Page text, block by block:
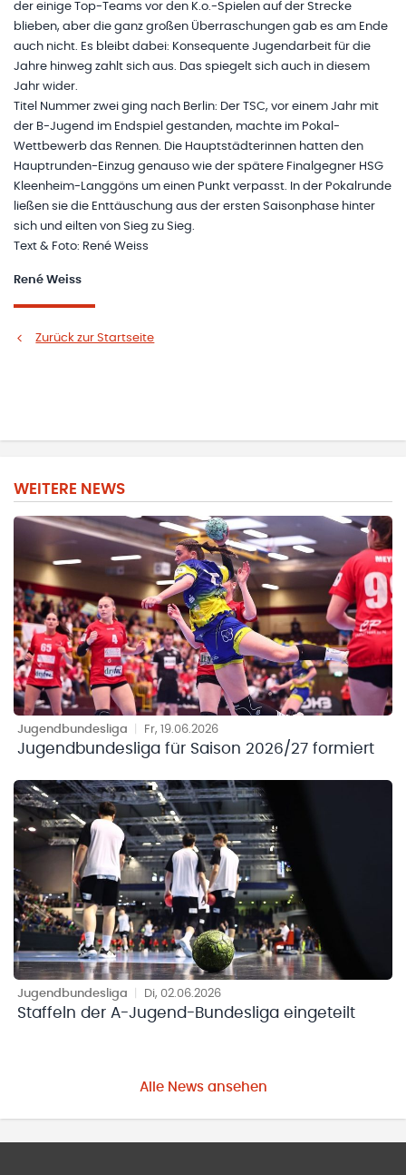
der einige Top-Teams vor den K.o.-Spielen auf der Strecke
blieben, aber die ganz großen Überraschungen gab es am Ende
auch nicht. Es bleibt dabei: Konsequente Jugendarbeit für die
Jahre hinweg zahlt sich aus. Das spiegelt sich auch in diesem
Jahr wider.
Titel Nummer zwei ging nach Berlin: Der TSC, vor einem Jahr mit
der B-Jugend im Endspiel gestanden, machte im Pokal-
Wettbewerb das Rennen. Die Hauptstädterinnen hatten den
Hauptrunden-Einzug genauso wie der spätere Finalgegner HSG
Kleenheim-Langgöns um einen Punkt verpasst. In der Pokalrunde
ließen sie die Enttäuschung aus der ersten Saisonphase hinter
sich und eilten von Sieg zu Sieg.
Text & Foto: René Weiss
René Weiss
Zurück zur Startseite
WEITERE NEWS
Jugendbundesliga Fr, 19.06.2026
Jugendbundesliga für Saison 2026/27 formiert
Jugendbundesliga Di, 02.06.2026
Staffeln der A-Jugend-Bundesliga eingeteilt
Alle News ansehen